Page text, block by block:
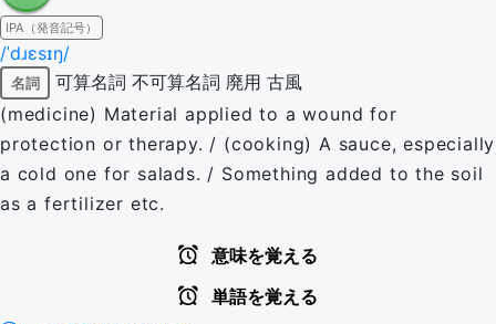
IPA（発音記号）
/ˈdɹɛsɪŋ/
名詞 可算名詞 不可算名詞 廃用 古風
(medicine) Material applied to a wound for
protection or therapy. / (cooking) A sauce, especially
a cold one for salads. / Something added to the soil
as a fertilizer etc.
意味を覚える
単語を覚える